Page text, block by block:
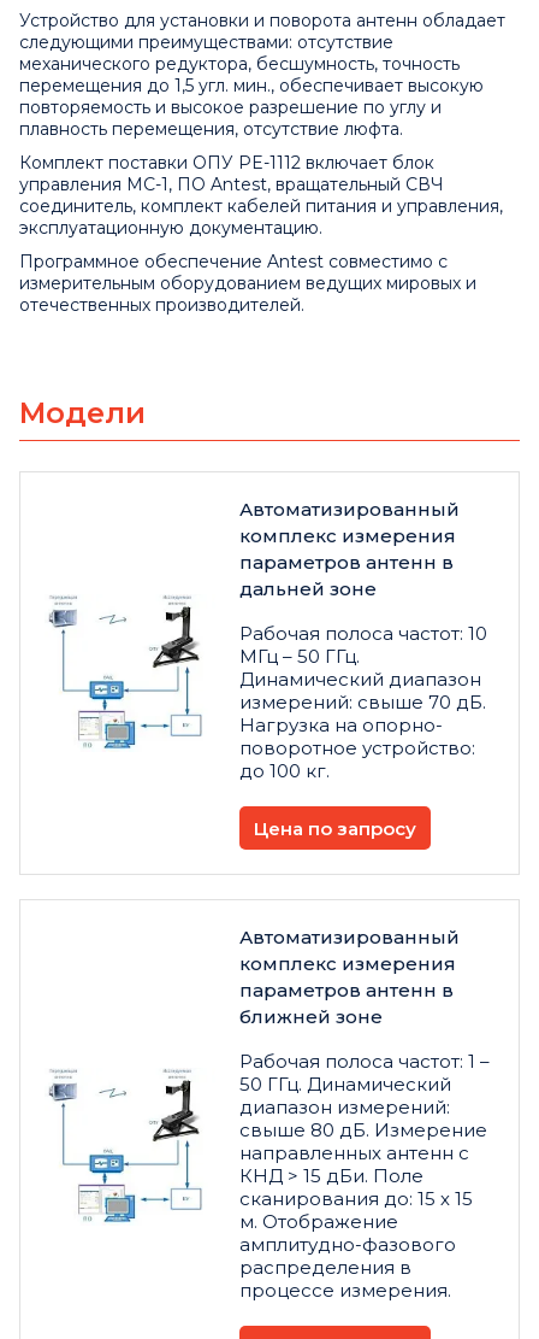
Устройство для установки и поворота антенн обладает
следующими преимуществами: отсутствие
механического редуктора, бесшумность, точность
перемещения до 1,5 угл. мин., обеспечивает высокую
повторяемость и высокое разрешение по углу и
плавность перемещения, отсутствие люфта.
Комплект поставки ОПУ PE-1112 включает блок
управления МС-1, ПО Antest, вращательный СВЧ
соединитель, комплект кабелей питания и управления,
эксплуатационную документацию.
Программное обеспечение Antest совместимо с
измерительным оборудованием ведущих мировых и
отечественных производителей.
Модели
Автоматизированный
комплекс измерения
параметров антенн в
дальней зоне
Рабочая полоса частот: 10
МГц – 50 ГГц.
Динамический диапазон
измерений: свыше 70 дБ.
Нагрузка на опорно-
поворотное устройство:
до 100 кг.
Цена по запросу
Автоматизированный
комплекс измерения
параметров антенн в
ближней зоне
Рабочая полоса частот: 1 –
50 ГГц. Динамический
диапазон измерений:
свыше 80 дБ. Измерение
направленных антенн с
КНД > 15 дБи. Поле
сканирования до: 15 х 15
м. Отображение
амплитудно-фазового
распределения в
процессе измерения.